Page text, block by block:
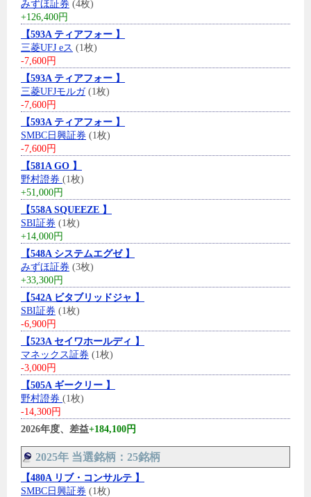
みずほ証券 (4枚)
+126,400円
【593A ティアフォー 】
三菱UFJ eス (1枚)
-7,600円
【593A ティアフォー 】
三菱UFJモルガ(1枚)
-7,600円
【593A ティアフォー 】
SMBC日興証券 (1枚)
-7,600円
【581A GO 】
野村證券 (1枚)
+51,000円
【558A SQUEEZE 】
SBI証券 (1枚)
+14,000円
【548A システムエグゼ 】
みずほ証券 (3枚)
+33,300円
【542A ビタブリッドジャ 】
SBI証券 (1枚)
-6,900円
【523A セイワホールディ 】
マネックス証券 (1枚)
-3,000円
【505A ギークリー 】
野村證券 (1枚)
-14,300円
2026年度、差益+184,100円
2025年 当選銘柄：25銘柄
【480A リブ・コンサルテ 】
SMBC日興証券 (1枚)